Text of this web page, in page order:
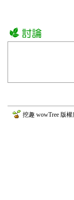
挖趣 wowTree 版權